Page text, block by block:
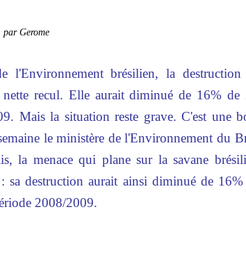
par Gerome
l'Environnement brésilien, la
nette recul. Elle aurait diminué de 16%
Mais la situation reste grave. C'est une
le ministère de l'Environnement du
la menace qui plane sur la savane
: sa destruction aurait ainsi diminué de
2008/2009.